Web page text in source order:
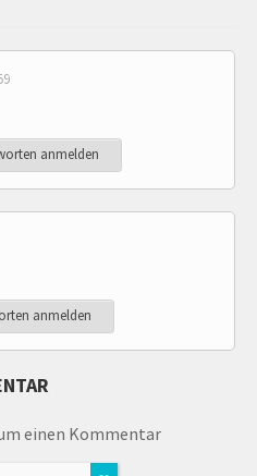
anmelden
anmelden
einen Kommentar